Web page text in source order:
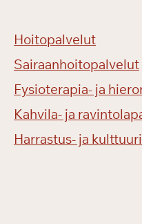
Hoitopalvelut
Sairaanhoitopalvelut
Fysioterapia- ja
Kahvila- ja
Harrastus- ja